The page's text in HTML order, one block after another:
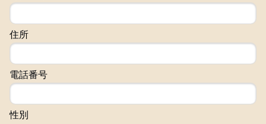
住所
電話番号
性別